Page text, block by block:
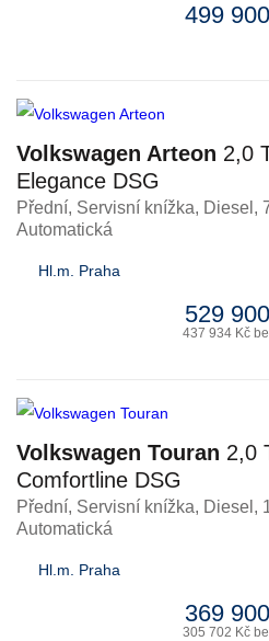
499
Volkswagen Arteon 2,0
Elegance DSG
Přední, Servisní knížka, Diesel ,
Automatická
Hl.m. Praha
529
437 934 Kč
Volkswagen Touran 2,0
Comfortline DSG
Přední, Servisní knížka, Diesel ,
Automatická
Hl.m. Praha
369
305 702 Kč